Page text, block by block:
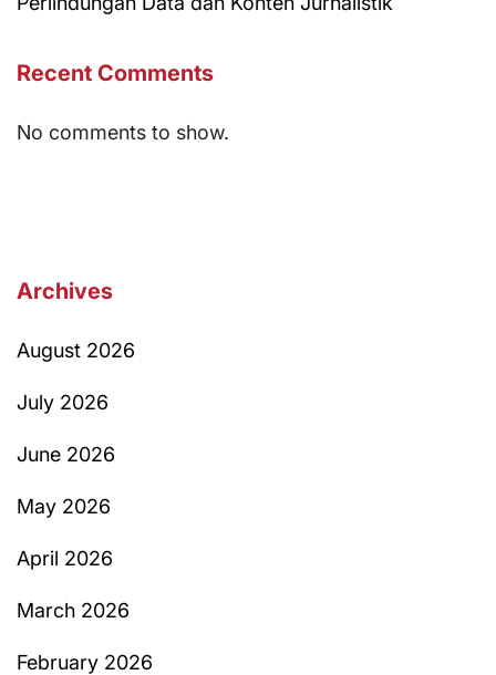
Recent Comments
No comments to show.
Archives
August 2026
July 2026
June 2026
May 2026
April 2026
March 2026
February 2026